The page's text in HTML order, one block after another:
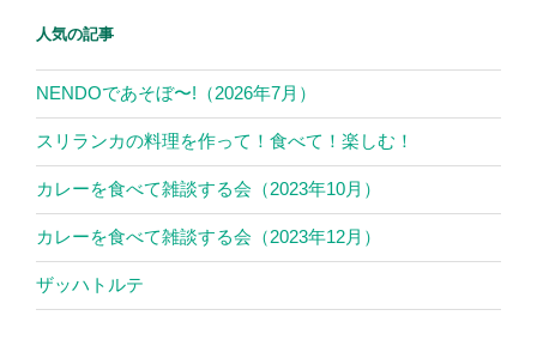
人気の記事
NENDOであそぼ〜!（2026年7月）
スリランカの料理を作って！食べて！楽しむ！
カレーを食べて雑談する会（2023年10月）
カレーを食べて雑談する会（2023年12月）
ザッハトルテ